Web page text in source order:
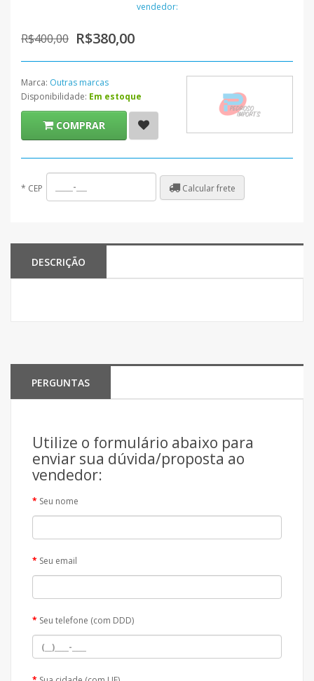
vendedor:
R$400,00 R$380,00
Marca: Outras marcas
Disponibilidade: Em estoque
COMPRAR
* CEP Calcular frete
DESCRIÇÃO
PERGUNTAS
Utilize o formulário abaixo para
enviar sua dúvida/proposta ao
vendedor:
Seu nome
Seu email
Seu telefone (com DDD)